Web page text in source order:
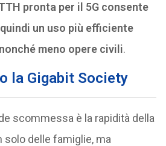
pronta per il 5G consente
un uso più efficiente
meno opere civili.
la Gigabit Society
scommessa è la rapidità della
solo delle famiglie, ma